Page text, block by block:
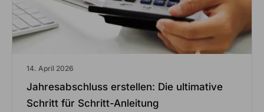
14. April 2026
Jahresabschluss erstellen: Die ultimative
Schritt für Schritt-Anleitung